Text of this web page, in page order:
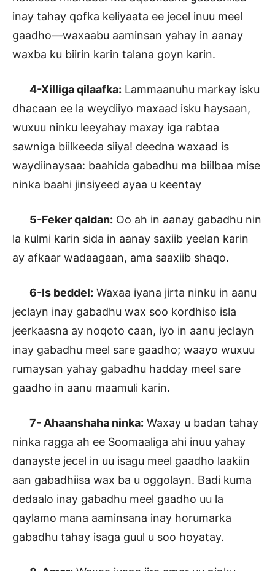
inay tahay qofka keliyaata ee jecel inuu meel
gaadho—waxaabu aaminsan yahay in aanay
waxba ku biirin karin talana goyn karin.
4-Xilliga qilaafka: Lammaanuhu markay isku
dhacaan ee la weydiiyo maxaad isku haysaan,
wuxuu ninku leeyahay maxay iga rabtaa
sawniga biilkeeda siiya! deedna waxaad is
waydiinaysaa: baahida gabadhu ma biilbaa mise
ninka baahi jinsiyeed ayaa u keentay
5-Feker qaldan: Oo ah in aanay gabadhu nin
la kulmi karin sida in aanay saxiib yeelan karin
ay afkaar wadaagaan, ama saaxiib shaqo.
6-Is beddel: Waxaa iyana jirta ninku in aanu
jeclayn inay gabadhu wax soo kordhiso isla
jeerkaasna ay noqoto caan, iyo in aanu jeclayn
inay gabadhu meel sare gaadho; waayo wuxuu
rumaysan yahay gabadhu hadday meel sare
gaadho in aanu maamuli karin.
7- Ahaanshaha ninka: Waxay u badan tahay
ninka ragga ah ee Soomaaliga ahi inuu yahay
danayste jecel in uu isagu meel gaadho laakiin
aan gabadhiisa wax ba u oggolayn. Badi kuma
dedaalo inay gabadhu meel gaadho uu la
qaylamo mana aaminsana inay horumarka
gabadhu tahay isaga guul u soo hoyatay.